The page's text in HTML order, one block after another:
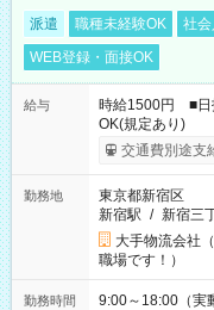
派遣 職種未経験OK 社
WEB登録・面接OK
給与
時給1500円 ■日
OK(規定あり)
交通費別途支
勤務地
東京都新宿区
新宿駅 / 新宿三
大手物流会社
職場です！）
勤務時間
9:00～18:00（実動8時間） 希望の時間帯